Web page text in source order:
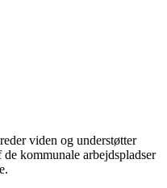
viden og understøtter
kommunale arbejdspladser